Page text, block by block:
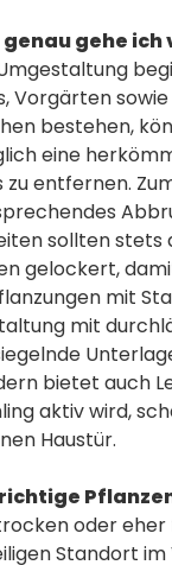
genau gehe ich
Vorgärten
bestehen,
eine
zu entfernen.
sollten stets
gelockert,
mit
mit
bietet auch
aktiv wird,
Haustür.
oder eher
Standort